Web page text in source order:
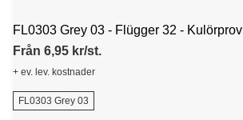
FL0303 Grey 03 - Flügger 32 -
Från 6,95 kr/st.
+ ev. lev. kostnader
FL0303 Grey 03